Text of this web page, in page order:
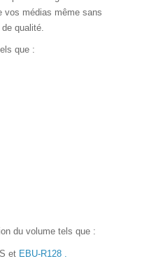
vos médias même sans
qualité.
que :
du volume tels que :
et EBU-R128 .